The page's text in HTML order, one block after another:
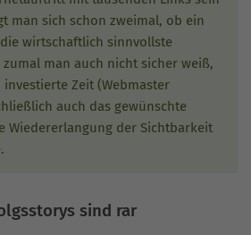
man sich schon zweimal, ob ein
wirtschaftlich sinnvollste
man auch nicht sicher weiß,
Zeit (Webmaster
auch das gewünschte
Wiedererlangung der Sichtbarkeit
sind rar